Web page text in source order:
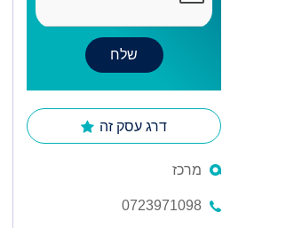
דרג עסק זה
מרכז
0723971098